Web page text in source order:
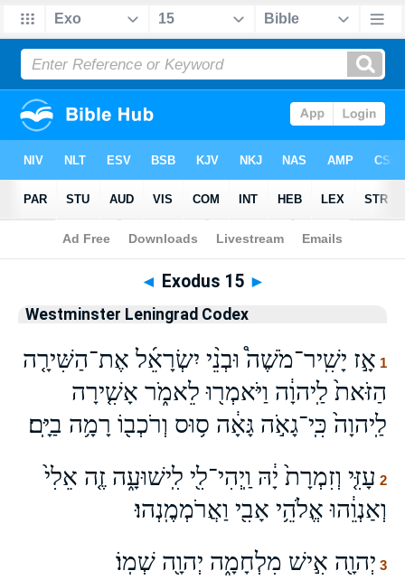
Bible>WLC > Exodus 15
◄ Exodus 15 ►
Westminster Leningrad Codex
1 אָ֣ז יָשִֽׁיר־מֹשֶׁה֩ וּבְנֵ֨י יִשְׂרָאֵ֜ל אֶת־הַשִּׁירָ֤ה
הַזֹּאת֙ לַֽיהוָ֔ה וַיֹּאמְר֖וּ לֵאמֹ֑ר אָשִׁ֤ירָה
לַֽיהוָה֙ כִּֽי־גָאֹ֣ה גָּאָ֔ה ס֥וּס וְרֹכְב֖וֹ רָמָ֥ה בַיָּֽם׃
2 עָזִּ֤י וְזִמְרָת֙ יָ֔הּ וַֽיְהִי־לִ֖י לִֽישׁוּעָ֑ה זֶ֤ה אֵלִי֙
וְאַנְוֵ֔הוּ אֱלֹהֵ֥י אָבִ֖י וַאֲרֹמְמֶֽנְהוּ׃
3 יְהוָ֖ה אִ֣ישׁ מִלְחָמָ֑ה יְהוָ֖ה שְׁמֽוֹ׃